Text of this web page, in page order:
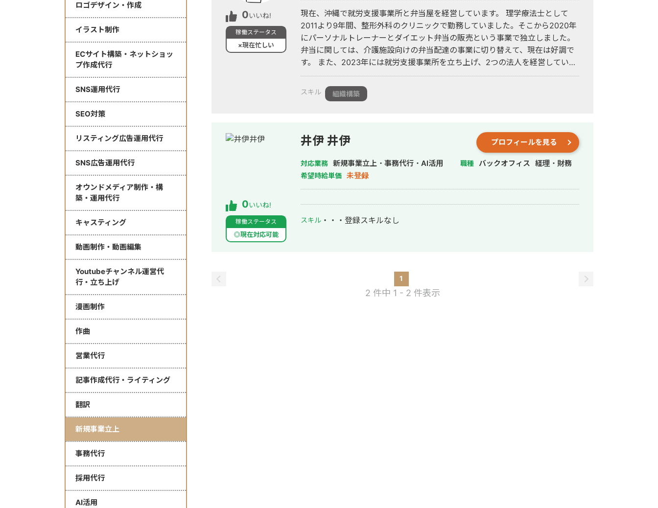
ロゴデザイン・作成
イラスト制作
ECサイト構築・ネットショッ
プ作成代行
SNS運用代行
SEO対策
リスティング広告運用代行
SNS広告運用代行
オウンドメディア制作・構
築・運用代行
キャスティング
動画制作・動画編集
Youtubeチャンネル運営代
行・立ち上げ
漫画制作
作曲
営業代行
記事作成代行・ライティング
翻訳
新規事業立上
事務代行
採用代行
AI活用
0いいね!
稼働ステータス
×現在忙しい
現在、沖縄で就労支援事業所と弁当屋を経営しています。 理学療法士として
2011より9年間、整形外科のクリニックで勤務していました。そこから2020年
にパーソナルトレーナーとダイエット弁当の販売という事業で独立しました。
弁当に関しては、介護施設向けの弁当配達の事業に切り替えて、現在は好調で
す。 また、2023年には就労支援事業所を立ち上げ、2つの法人を経営していま
す。 今後は業務を請け負うことは難しいですが、情報収集させていただければ
幸いです。 よろしくお願いいたします。
スキル 組織構築
0いいね!
稼働ステータス
◎現在対応可能
井伊 井伊 プロフィールを見る
対応業務 新規事業立上・事務代行・AI活用 職種 バックオフィス 経理・財務
希望時給単価 未登録
スキル ・・・ 登録スキルなし
1
2 件中 1 - 2 件表示